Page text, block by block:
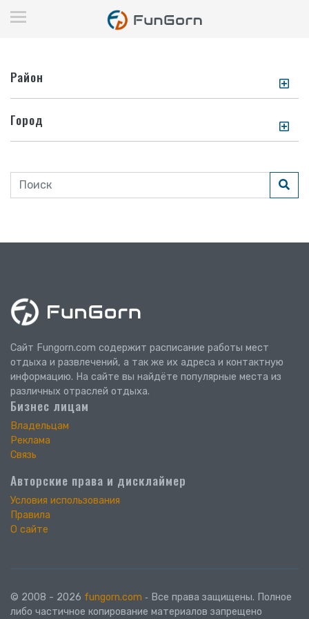
Район
Город
Сайт Fungorn.com содержит расписание работы мест
отдыха и развлечений, а так же их адреса и контактную
информацию. На сайте вы найдёте популярные места из
различных отраслей отдыха.
Бизнес лицам
Владельцам
Реклама
Связь
Авторские права и дисклаймер
Условия использования
Правила
О сайте
© 2008 - 2026 fungorn.com ‐ Все права защищены. Полное
либо частичное копирование материалов запрещено